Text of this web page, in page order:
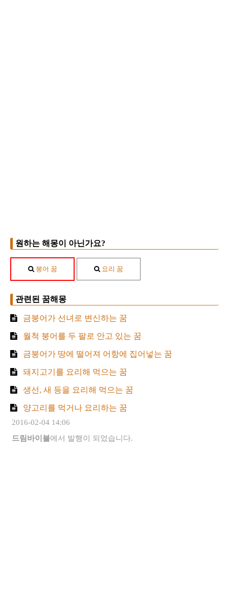
원하는 해몽이 아닌가요?
붕어 꿈 요리 꿈
관련된 꿈해몽
금붕어가 선녀로 변신하는 꿈
월척 붕어를 두 팔로 안고 있는 꿈
금붕어가 땅에 떨어져 어항에 집어넣는 꿈
돼지고기를 요리해 먹으는 꿈
생선, 새 등을 요리해 먹으는 꿈
양고리를 먹거나 요리하는 꿈
2016-02-04 14:06
드림바이블에서 발행이 되었습니다.